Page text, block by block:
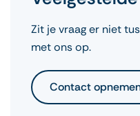
dag zelf regelen,
wachttijd.
Zit je vraag er niet
met ons op.
Contact